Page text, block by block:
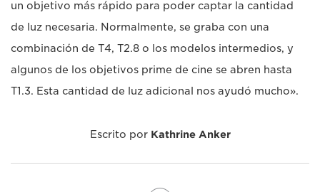
un objetivo más rápido para poder captar la cantidad
de luz necesaria. Normalmente, se graba con una
combinación de T4, T2.8 o los modelos intermedios, y
algunos de los objetivos prime de cine se abren hasta
T1.3. Esta cantidad de luz adicional nos ayudó mucho».
Escrito por Kathrine Anker